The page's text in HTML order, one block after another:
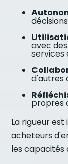
avec
services
d'autres
propres
La rigueur
acheteurs
les capacités